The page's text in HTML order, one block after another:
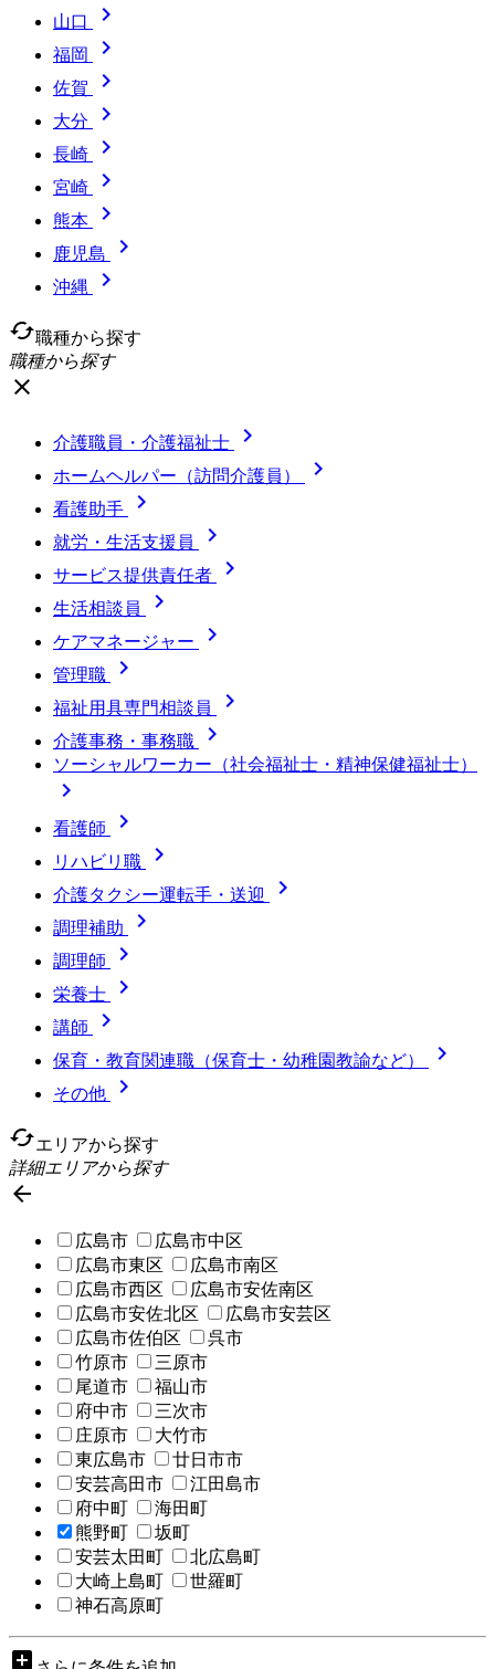
山口 
福岡 
佐賀 
大分 
長崎 
宮崎 
熊本 
鹿児島 
沖縄

cached職種から探す
職種から探す
close
介護職員・介護福祉士 
ホームヘルパー（訪問介護員） 
看護助手 
就労・生活支援員 
サービス提供責任者 
生活相談員 
ケアマネージャー 
管理職 
福祉用具専門相談員 
介護事務・事務職 
ソーシャルワーカー（社会福祉士・精神保健福祉士）

看護師 
リハビリ職 
介護タクシー運転手・送迎 
調理補助 
調理師 
栄養士 
講師 
保育・教育関連職（保育士・幼稚園教諭など） 
その他

cachedエリアから探す
詳細エリアから探す

広島市
広島市中区
広島市東区
広島市南区
広島市西区
広島市安佐南区
広島市安佐北区
広島市安芸区
広島市佐伯区
呉市
竹原市
三原市
尾道市
福山市
府中市
三次市
庄原市
大竹市
東広島市
廿日市市
安芸高田市
江田島市
府中町
海田町
熊野町
坂町
安芸太田町
北広島町
大崎上島町
世羅町
神石高原町
add_box